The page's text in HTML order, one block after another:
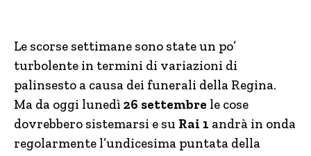
Le scorse settimane sono state un po’
turbolente in termini di variazioni di
palinsesto a causa dei funerali della Regina.
Ma da oggi lunedì 26 settembre le cose
dovrebbero sistemarsi e su Rai 1 andrà in onda
regolarmente l’undicesima puntata della